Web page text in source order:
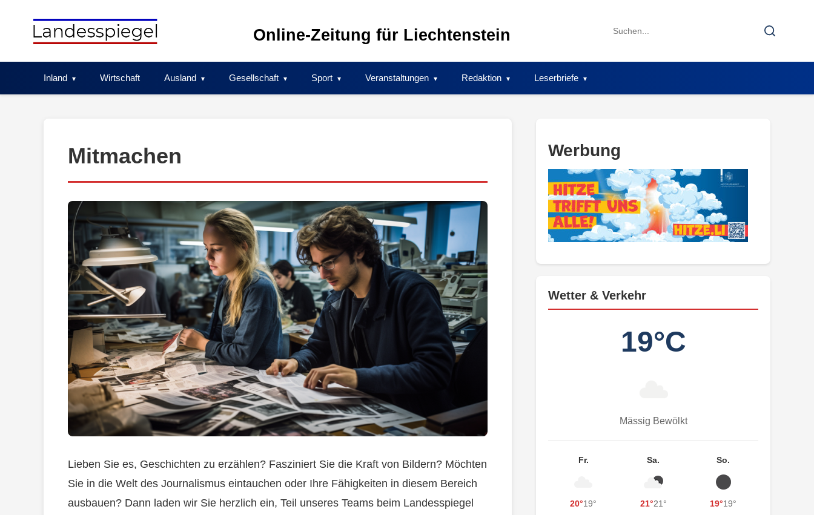
Online-Zeitung für Liechtenstein
Search
Search
Inland Wirtschaft Ausland Gesellschaft Sport Veranstaltungen Redaktion Leserbriefe
Mitmachen
Lieben Sie es, Geschichten zu erzählen? Fasziniert Sie die Kraft von Bildern? Möchten
Sie in die Welt des Journalismus eintauchen oder Ihre Fähigkeiten in diesem Bereich
ausbauen? Dann laden wir Sie herzlich ein, Teil unseres Teams beim Landesspiegel
Werbung
Wetter & Verkehr
19°C
Mässig Bewölkt
Fr.
20°19°
Sa.
21°21°
So.
19°19°